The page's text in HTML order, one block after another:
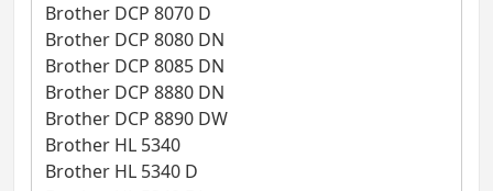
Brother DCP 8070 D
Brother DCP 8080 DN
Brother DCP 8085 DN
Brother DCP 8880 DN
Brother DCP 8890 DW
Brother HL 5340
Brother HL 5340 D